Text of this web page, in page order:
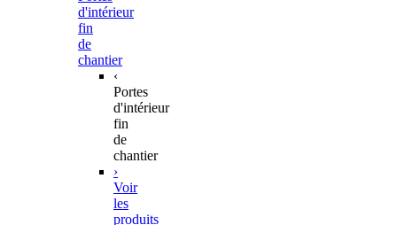
d'intérieur
fin
de
chantier
‹
Portes
d'intérieur
fin
de
chantier
›
Voir
les
produits